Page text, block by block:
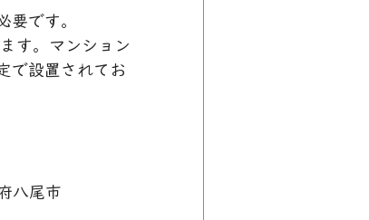
要です。
す。マンション
で設置されてお
八尾市